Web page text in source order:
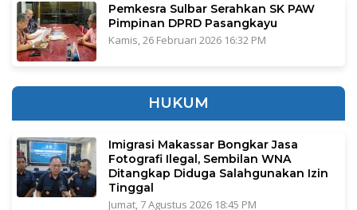
Pemkesra Sulbar Serahkan SK PAW
Pimpinan DPRD Pasangkayu
Kamis, 26 Februari 2026 16:32 PM
HUKUM
Imigrasi Makassar Bongkar Jasa
Fotografi Ilegal, Sembilan WNA
Ditangkap Diduga Salahgunakan Izin
Tinggal
Jumat, 7 Agustus 2026 18:45 PM